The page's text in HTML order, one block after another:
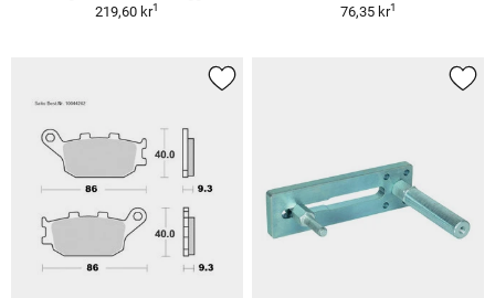
219,60 kr1
76,35 kr1